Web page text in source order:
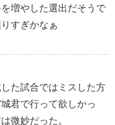
増やした選出だそうで
すぎかなぁ
た試合ではミスした方
君で行って欲しかっ
微妙だった。